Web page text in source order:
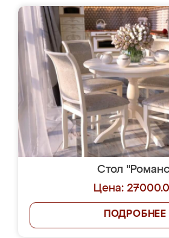
Стол
Цена:
ПОДРОБНЕЕ